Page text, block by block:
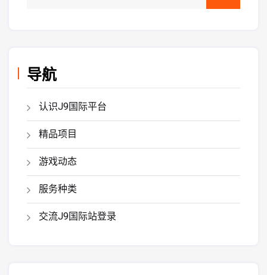
导航
认识J9国际平台
精品项目
游戏动态
服务种类
交流J9国际站登录